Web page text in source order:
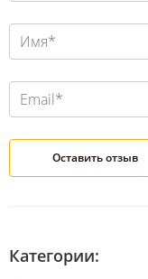
Категории: